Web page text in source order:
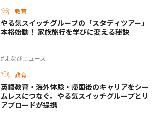
教育
#まなびニュース
やる気スイッチグループの「スタディツアー」
本格始動！ 家族旅行を学びに変える秘訣
教育
英語教育・海外体験・帰国後のキャリアをシー
ムレスにつなぐ。やる気スイッチグループとリ
アブロードが提携